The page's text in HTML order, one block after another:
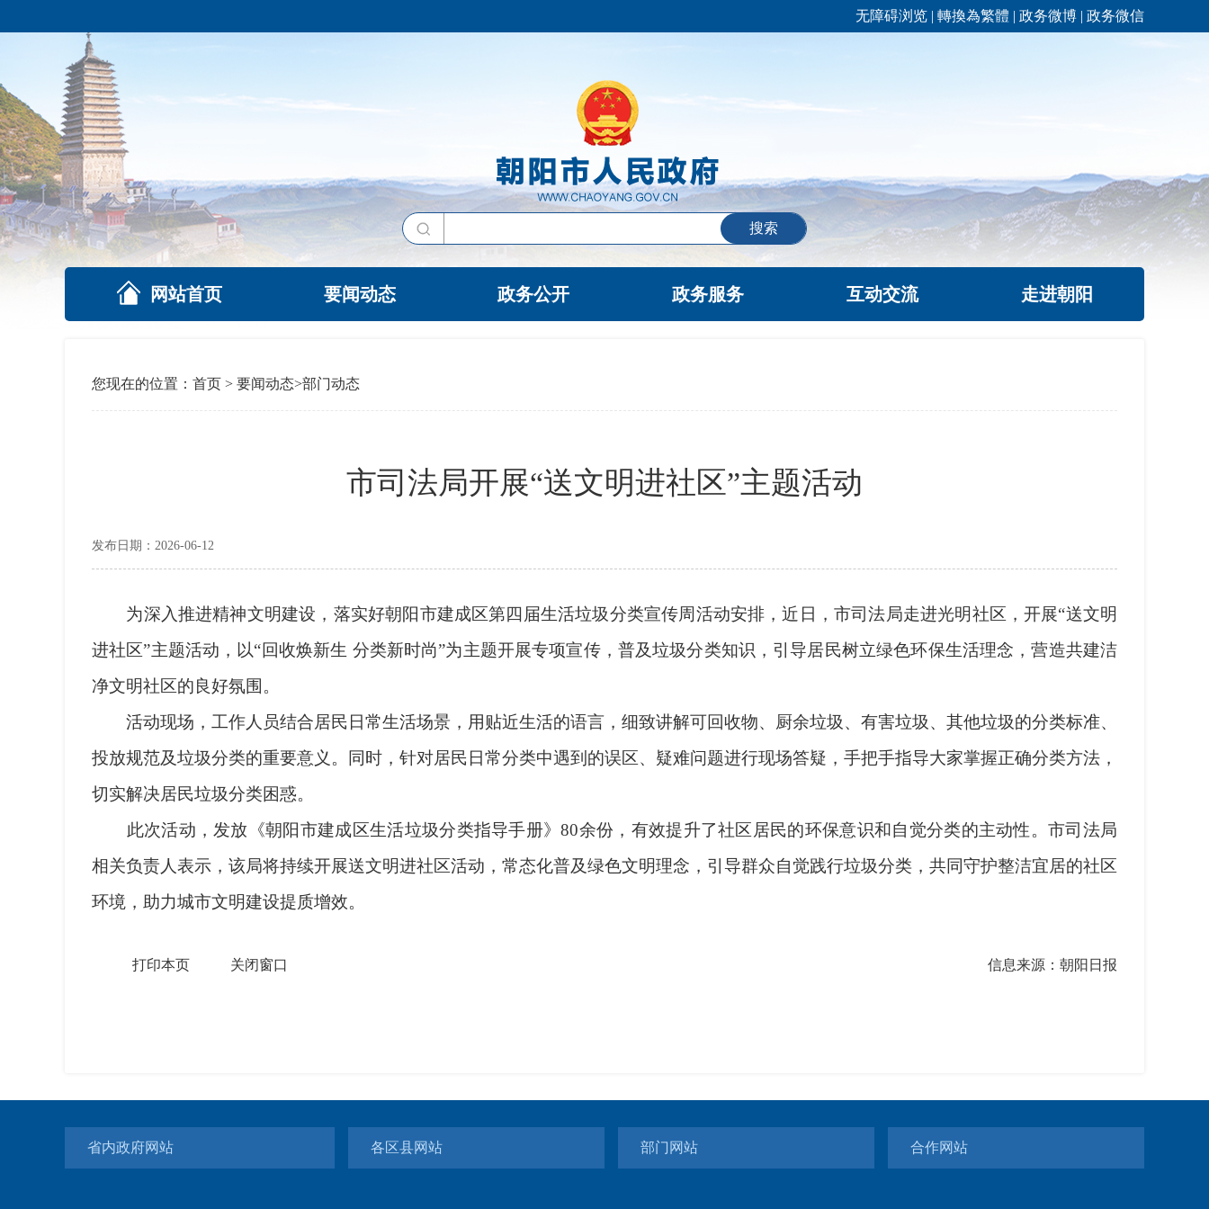
无障碍浏览 | 轉換為繁體 | 政务微博 | 政务微信
搜索
网站首页 要闻动态 政务公开 政务服务 互动交流 走进朝阳
您现在的位置： 首页 > 要闻动态>部门动态
市司法局开展“送文明进社区”主题活动
发布日期：2026-06-12
为深入推进精神文明建设，落实好朝阳市建成区第四届生活垃圾分类宣传周活动安排，近日，市司法局走进光明社区，开展“送文明
进社区”主题活动，以“回收焕新生 分类新时尚”为主题开展专项宣传，普及垃圾分类知识，引导居民树立绿色环保生活理念，营造共建洁
净文明社区的良好氛围。
活动现场，工作人员结合居民日常生活场景，用贴近生活的语言，细致讲解可回收物、厨余垃圾、有害垃圾、其他垃圾的分类标准、
投放规范及垃圾分类的重要意义。同时，针对居民日常分类中遇到的误区、疑难问题进行现场答疑，手把手指导大家掌握正确分类方法，
切实解决居民垃圾分类困惑。
此次活动，发放《朝阳市建成区生活垃圾分类指导手册》80余份，有效提升了社区居民的环保意识和自觉分类的主动性。市司法局
相关负责人表示，该局将持续开展送文明进社区活动，常态化普及绿色文明理念，引导群众自觉践行垃圾分类，共同守护整洁宜居的社区
环境，助力城市文明建设提质增效。
打印本页 关闭窗口 信息来源：朝阳日报
省内政府网站 各区县网站 部门网站 合作网站